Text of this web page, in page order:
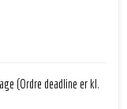
(Ordre deadline er kl.